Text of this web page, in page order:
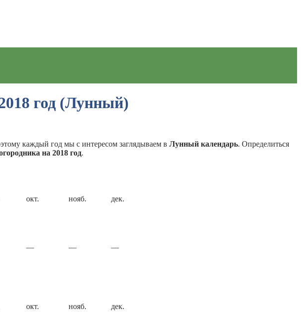
год (Лунный)
каждый год мы с интересом заглядываем в Лунный календарь. Определиться
на 2018 год.
окт. нояб. дек.
— — —
окт. нояб. дек.